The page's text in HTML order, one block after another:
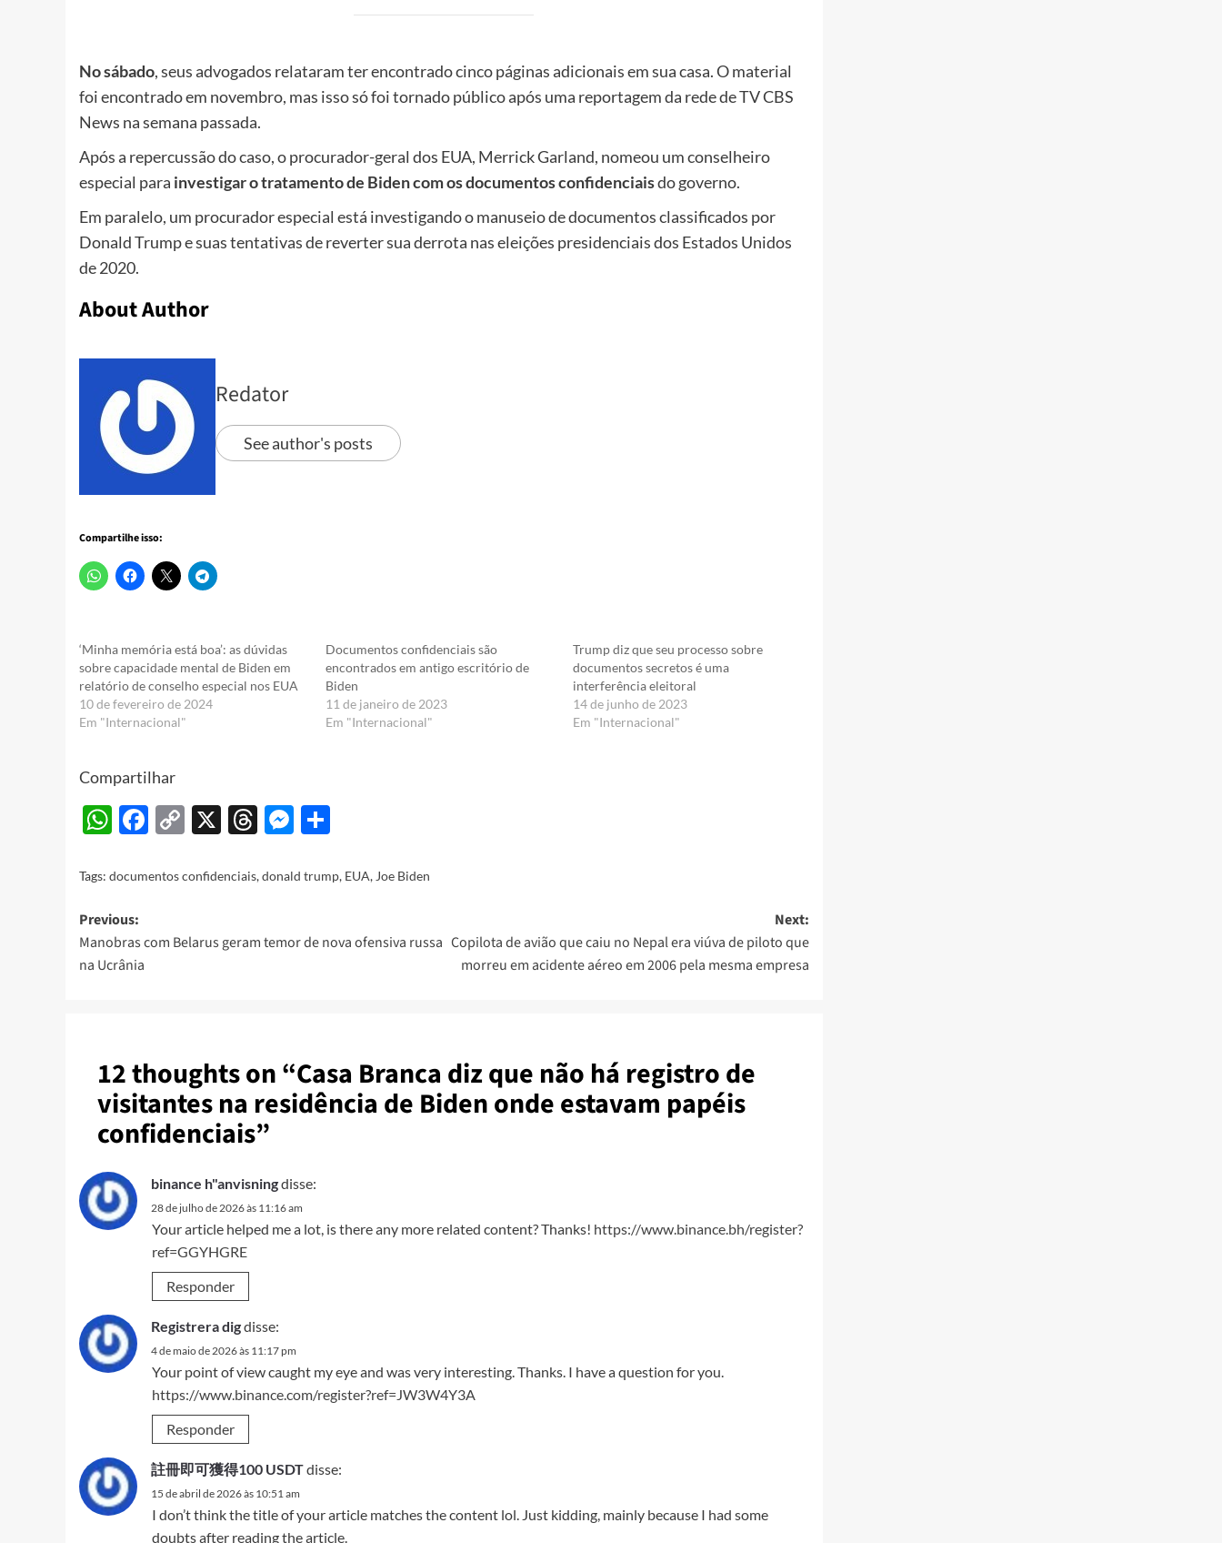
No sábado, seus advogados relataram ter encontrado cinco páginas adicionais em sua casa. O material
foi encontrado em novembro, mas isso só foi tornado público após uma reportagem da rede de TV CBS
News na semana passada.
Após a repercussão do caso, o procurador-geral dos EUA, Merrick Garland, nomeou um conselheiro
especial para investigar o tratamento de Biden com os documentos confidenciaisdo governo.
Em paralelo, um procurador especial está investigando o manuseio de documentos classificados por
Donald Trump e suas tentativas de reverter sua derrota nas eleições presidenciais dos Estados Unidos
de 2020.
About Author
Redator
See author's posts
Compartilhe isso:
‘Minha memória está boa’: as dúvidas
sobre capacidade mental de Biden em
relatório de conselho especial nos EUA
10 de fevereiro de 2024
Em "Internacional"
Documentos confidenciais são
encontrados em antigo escritório de
Biden
11 de janeiro de 2023
Em "Internacional"
Trump diz que seu processo sobre
documentos secretos é uma
interferência eleitoral
14 de junho de 2023
Em "Internacional"
Compartilhar
WhatsApp
Facebook
Copy
X Threads
Messenger
Tags: documentos confidenciais,donald trump, EUA, Joe Biden
Post
navigation
Previous:
Manobras com Belarus geram temor de nova ofensiva russa
na Ucrânia
Next:
Copilota de avião que caiu no Nepal era viúva de piloto que
morreu em acidente aéreo em 2006 pela mesma empresa
12 thoughts on “Casa Branca diz que não há registro de
visitantes na residência de Biden onde estavam papéis
confidenciais”
binance h"anvisningdisse:
28 de julho de 2026 às 11:16 am
Your article helped me a lot, is there any more related content? Thanks! https://www.binance.bh/register?
ref=GGYHGRE
Responder
Registrera digdisse:
4 de maio de 2026 às 11:17 pm
Your point of view caught my eye and was very interesting. Thanks. I have a question for you.
https://www.binance.com/register?ref=JW3W4Y3A
Responder
註冊即可獲得100 USDTdisse:
15 de abril de 2026 às 10:51 am
I don’t think the title of your article matches the content lol. Just kidding, mainly because I had some
doubts after reading the article.